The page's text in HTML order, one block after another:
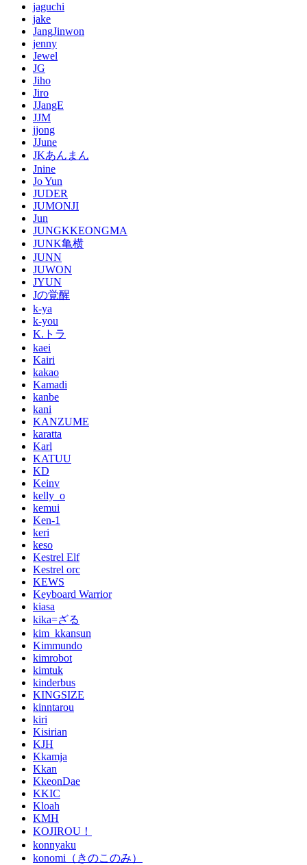
jaguchi
jake
JangJinwon
jenny
Jewel
JG
Jiho
Jiro
JJangE
JJM
jjong
JJune
JKあんまん
Jnine
Jo Yun
JUDER
JUMONJI
Jun
JUNGKKEONGMA
JUNK亀横
JUNN
JUWON
JYUN
Jの覚醒
k-ya
k-you
K.トラ
kaei
Kairi
kakao
Kamadi
kanbe
kani
KANZUME
karatta
Karl
KATUU
KD
Keinv
kelly_o
kemui
Ken-1
keri
keso
Kestrel Elf
Kestrel orc
KEWS
Keyboard Warrior
kiasa
kika=ざる
kim_kkansun
Kimmundo
kimrobot
kimtuk
kinderbus
KINGSIZE
kinntarou
kiri
Kisirian
KJH
Kkamja
Kkan
KkeonDae
KKIC
Kloah
KMH
KOJIROU！
konnyaku
konomi（きのこのみ）